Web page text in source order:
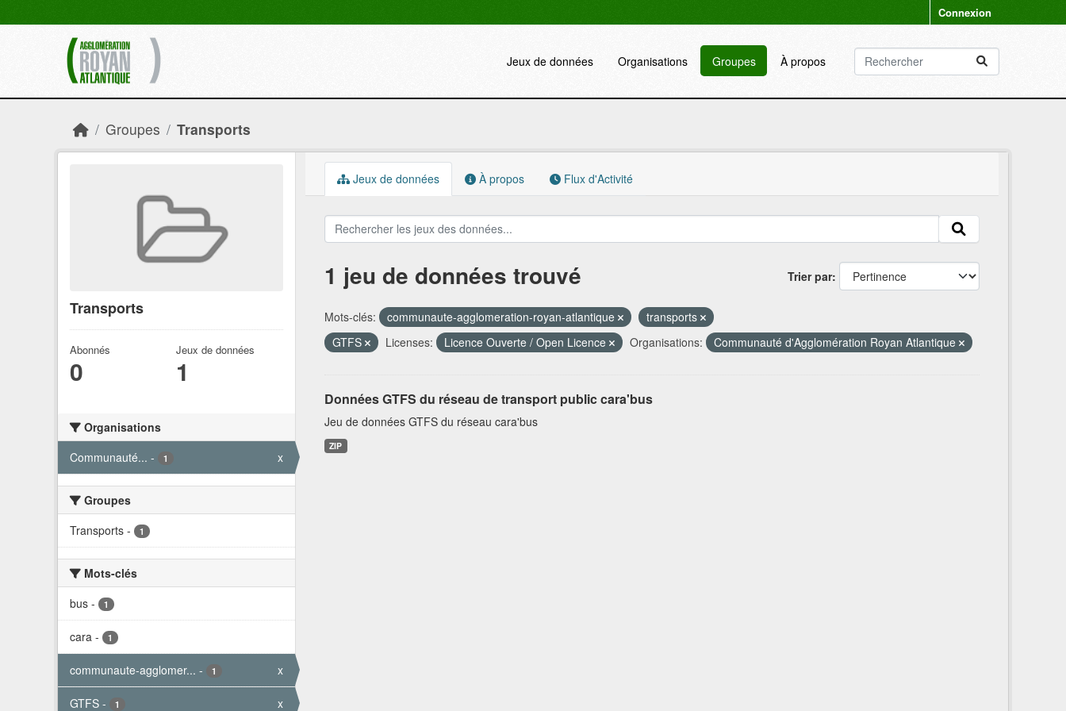
Connexion
Jeux de données Organisations Groupes À propos
Groupes Transports
Transports
Abonnés
0
Jeux de données
1
Organisations
Communauté... - 1 x
Groupes
Transports - 1
Mots-clés
bus - 1
cara - 1
communaute-agglomer... - 1 x
GTFS - 1 x
Jeux de données À propos Flux d'Activité
Trier par
1 jeu de données trouvé
Mots-clés: communaute-agglomeration-royan-atlantique
transports
GTFS
Licenses: Licence Ouverte / Open Licence Organisations: Communauté d'Agglomération Royan Atlantique
Données GTFS du réseau de transport public cara'bus
Jeu de données GTFS du réseau cara'bus
ZIP